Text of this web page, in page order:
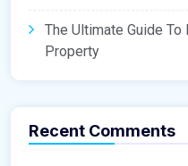
The Ultimate Guide To
Property
Recent Comments